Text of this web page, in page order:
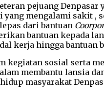
pejuang
mengalami sakit ,
dari bantuan
bantuan kepada
kerja hingga bantuan
kegiatan sosial serta
membantu lansia
masyarakat